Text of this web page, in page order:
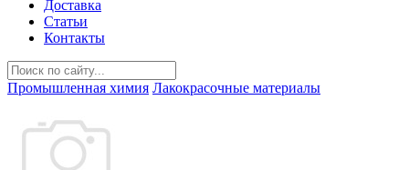
Доставка
Статьи
Контакты
Промышленная химия Лакокрасочные материалы